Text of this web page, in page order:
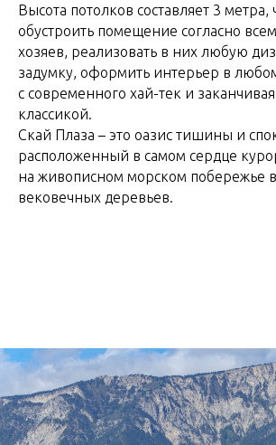
Высота потолков составляет 3 метра,
обустроить помещение согласно
хозяев, реализовать в них любую
задумку, оформить интерьер в
с современного хай-тек и
классикой.
Скай Плаза – это оазис тишины и
расположенный в самом сердце
на живописном морском побережье
вековечных деревьев.